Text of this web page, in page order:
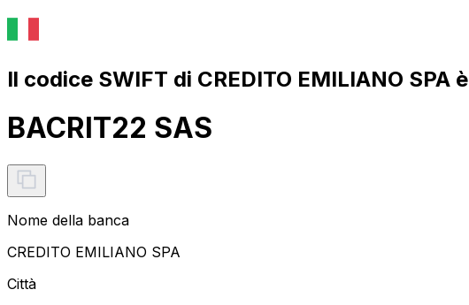
Il codice SWIFT di CREDITO EMILIANO SPA è
BACRIT22 SAS
Nome della banca
CREDITO EMILIANO SPA
Città